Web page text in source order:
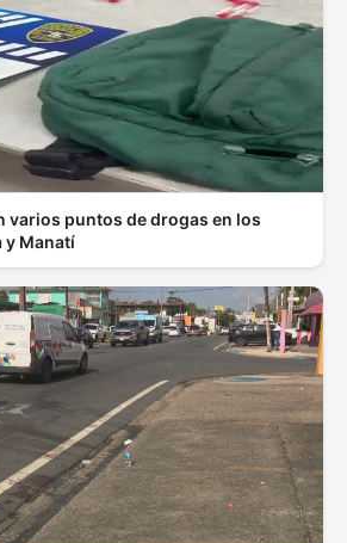
varios puntos de drogas en los
y Manatí